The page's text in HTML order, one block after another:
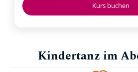
Kurs buchen
Kindertanz im